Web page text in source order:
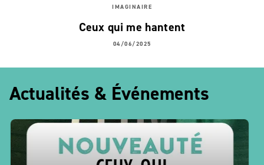
IMAGINAIRE
Ceux qui me hantent
04/06/2025
Actualités & Événements